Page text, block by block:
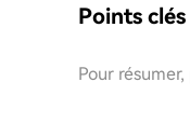
Points
Pour